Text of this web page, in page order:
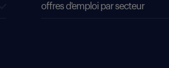
offres d'emploi par secteur